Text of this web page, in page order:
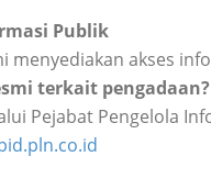
Publik
menyediakan akses
terkait
Pejabat Pengelola